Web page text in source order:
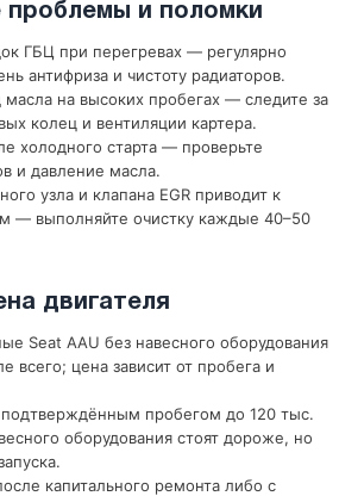
проблемы и поломки
ГБЦ при перегревах — регулярно
антифриза и чистоту радиаторов.
на высоких пробегах — следите за
колец и вентиляции картера.
холодного старта — проверьте
и давление масла.
узла и клапана EGR приводит к
— выполняйте очистку каждые 40–50
двигателя
Seat AAU без навесного оборудования
всего; цена зависит от пробега и
подтверждённым пробегом до 120 тыс.
оборудования стоят дороже, но
капитального ремонта либо с